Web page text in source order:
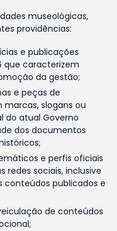
museológicas,
providências:
e publicações
que caracterizem
da gestão;
e peças de
slogans ou
do atual Governo
dos documentos
e perfis oficiais
redes sociais, inclusive
conteúdos publicados e
de conteúdos